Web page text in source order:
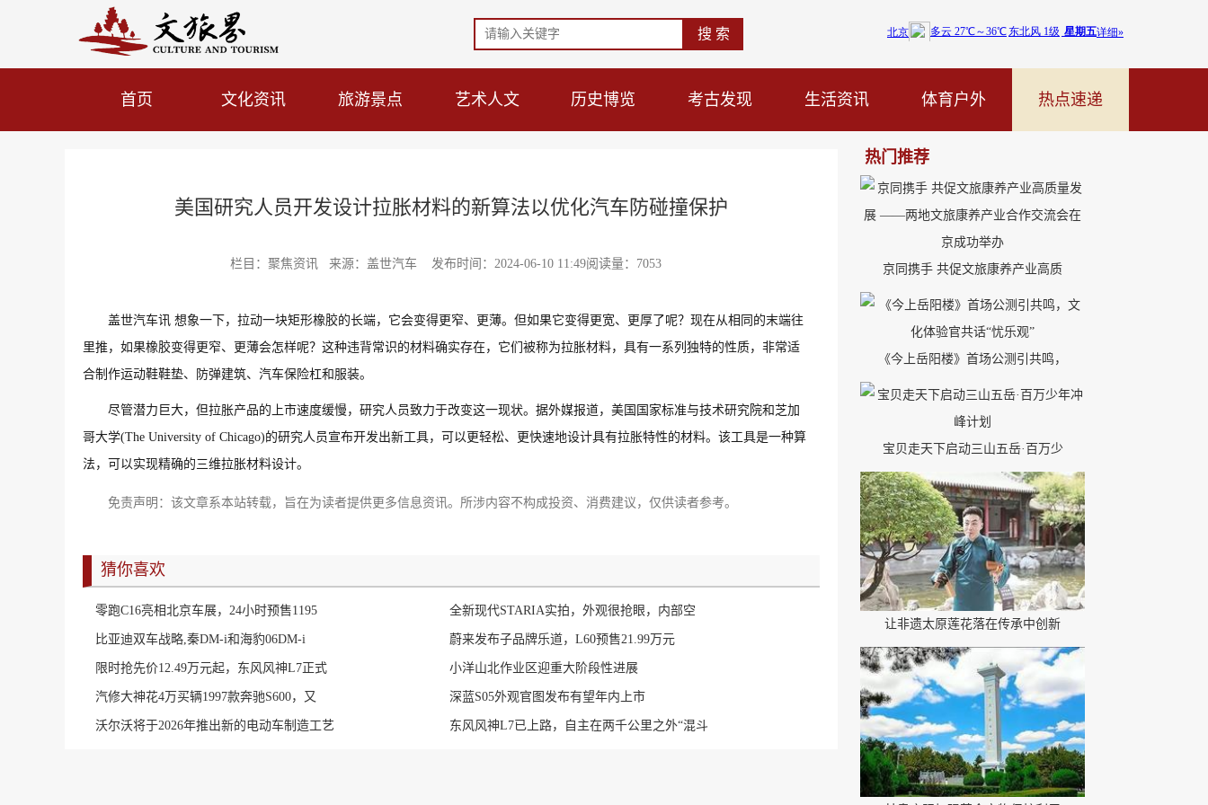
首页 文化资讯 旅游景点 艺术人文 历史博览 考古发现 生活资讯 体育户外 热点速递
美国研究人员开发设计拉胀材料的新算法以优化汽车防碰撞保护
栏目：聚焦资讯 来源：盖世汽车 发布时间：2024-06-10 11:49阅读量：7053
盖世汽车讯 想象一下，拉动一块矩形橡胶的长端，它会变得更窄、更薄。但如果它变得更宽、更厚了呢？现在从相同的末端往
里推，如果橡胶变得更窄、更薄会怎样呢？这种违背常识的材料确实存在，它们被称为拉胀材料，具有一系列独特的性质，非常适
合制作运动鞋鞋垫、防弹建筑、汽车保险杠和服装。
尽管潜力巨大，但拉胀产品的上市速度缓慢，研究人员致力于改变这一现状。据外媒报道，美国国家标准与技术研究院和芝加
哥大学(The University of Chicago)的研究人员宣布开发出新工具，可以更轻松、更快速地设计具有拉胀特性的材料。该工具是一种算
法，可以实现精确的三维拉胀材料设计。
免责声明：该文章系本站转载，旨在为读者提供更多信息资讯。所涉内容不构成投资、消费建议，仅供读者参考。
猜你喜欢
零跑C16亮相北京车展，24小时预售1195 全新现代STARIA实拍，外观很抢眼，内部空
比亚迪双车战略,秦DM-i和海豹06DM-i 蔚来发布子品牌乐道，L60预售21.99万元
限时抢先价12.49万元起，东风风神L7正式 小洋山北作业区迎重大阶段性进展
汽修大神花4万买辆1997款奔驰S600，又 深蓝S05外观官图发布有望年内上市
沃尔沃将于2026年推出新的电动车制造工艺 东风风神L7已上路，自主在两千公里之外“混斗
热门推荐
京同携手 共促文旅康养产业高质
《今上岳阳楼》首场公测引共鸣，
宝贝走天下启动三山五岳·百万少
让非遗太原莲花落在传承中创新